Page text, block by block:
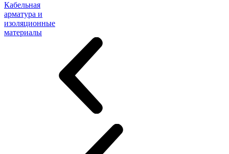
Кабельная
арматура и
изоляционные
материалы